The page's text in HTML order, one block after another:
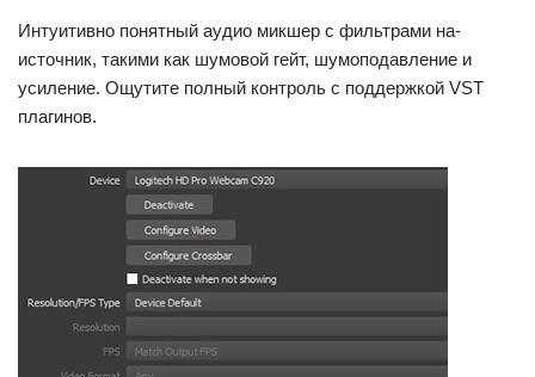
Интуитивно понятный аудио микшер с фильтрами на-
источник, такими как шумовой гейт, шумоподавление и
усиление. Ощутите полный контроль с поддержкой VST
плагинов.